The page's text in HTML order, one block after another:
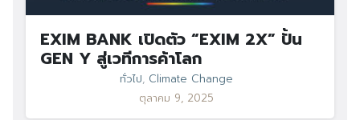
EXIM BANK เปิดตัว “EXIM 2X” ปั้น
GEN Y สู่เวทีการค้าโลก
ทั่วไป, Climate Change
ตุลาคม 9, 2025